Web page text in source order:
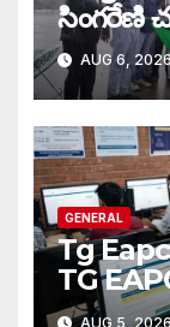
సింగరేణి
AUG 6,
GENERAL
Tg
TG
కేటాయింపు
AUG 5,